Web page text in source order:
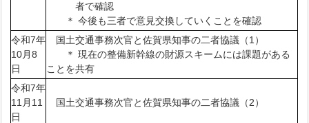
者で確認
＊ 今後も三者で意見交換していくことを確認
令和7年
10月8
日
国土交通事務次官と佐賀県知事の二者協議（1）
＊ 現在の整備新幹線の財源スキームには課題がある
ことを共有
令和7年
11月11
日
国土交通事務次官と佐賀県知事の二者協議（2）